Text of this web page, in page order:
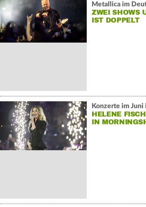
Metallica im
ZWEI SHOWS
IST DOPPELT
Konzerte im Juni
HELENE
IN